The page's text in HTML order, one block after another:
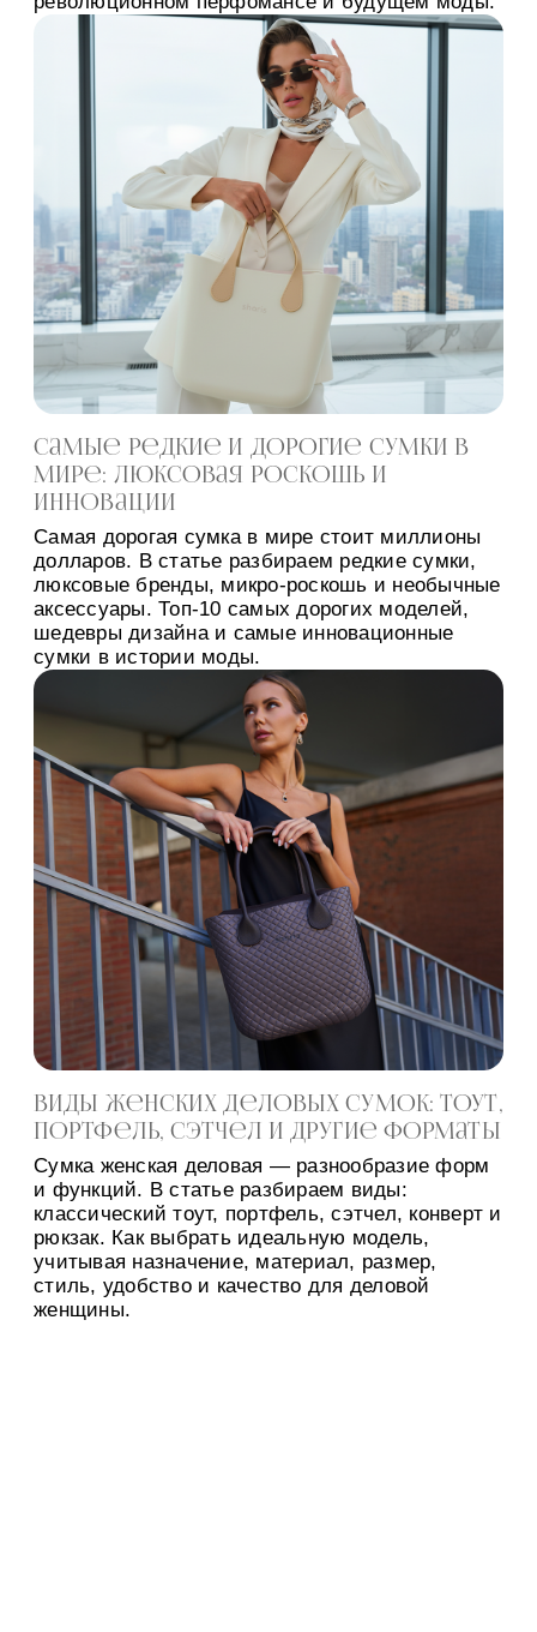
Самые редкие и дорогие сумки в
мире: люксовая роскошь и
инновации
Самая дорогая сумка в мире стоит миллионы
долларов. В статье разбираем редкие сумки,
люксовые бренды, микро-роскошь и необычные
аксессуары. Топ-10 самых дорогих моделей,
шедевры дизайна и самые инновационные
сумки в истории моды.
Виды женских деловых сумок: тоут,
портфель, сэтчел и другие форматы
Сумка женская деловая — разнообразие форм
и функций. В статье разбираем виды:
классический тоут, портфель, сэтчел, конверт и
рюкзак. Как выбрать идеальную модель,
учитывая назначение, материал, размер,
стиль, удобство и качество для деловой
женщины.